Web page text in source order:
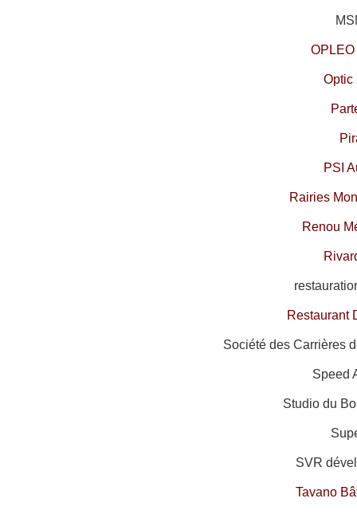
Optic
PSI
Rairies
Renou
R
Restaurant
Société des Carrières
Speed
Studio du
SVR
Tavano